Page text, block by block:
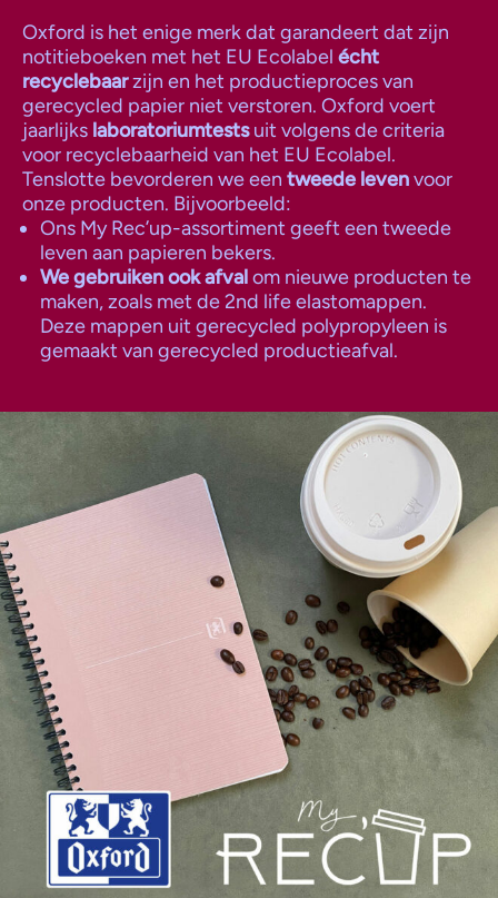
Oxford is het enige merk dat garandeert dat zijn
notitieboeken met het EU Ecolabel écht
recyclebaarzijn en het productieproces van
gerecycled papier niet verstoren. Oxford voert
jaarlijks laboratoriumtestsuit volgens de criteria
voor recyclebaarheid van het EU Ecolabel.
Tenslotte bevorderen we een tweede levenvoor
onze producten. Bijvoorbeeld:
Ons My Rec’up-assortiment geeft een tweede
leven aan papieren bekers.
We gebruiken ook afvalom nieuwe producten te
maken, zoals met de 2nd life elastomappen.
Deze mappen uit gerecycled polypropyleen is
gemaakt van gerecycled productieafval.